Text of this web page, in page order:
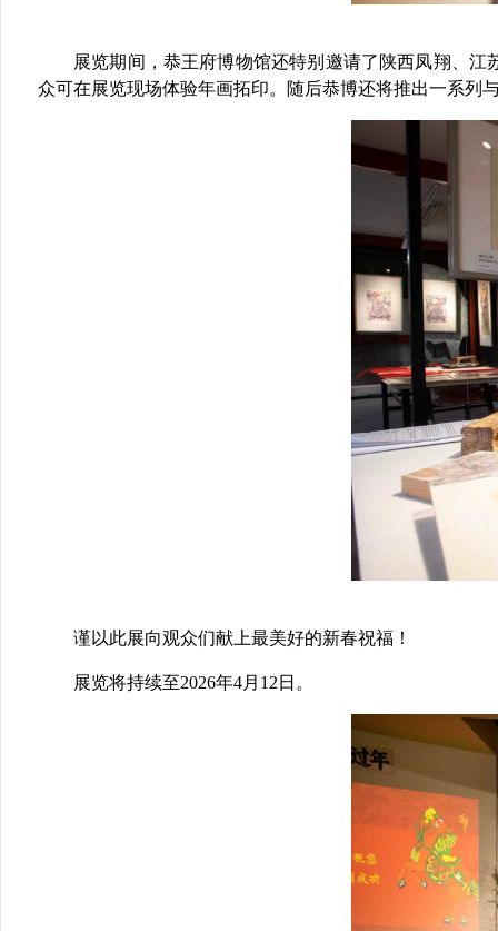
展览期间，恭王府博物馆还特别邀请了 陕西凤翔、江
众可在展览现场体验年画拓印。随后恭博还将推出一系列
谨以此展向观众们献上最美好的新春祝福！
展览将持续至2026年4月12日。